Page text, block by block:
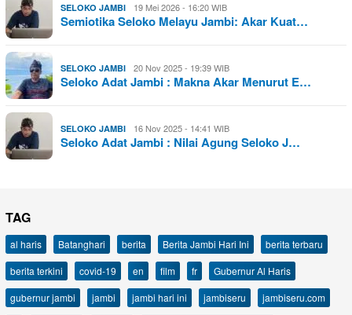
SELOKO JAMBI 19 Mei 2026 - 16:20 WIB
Semiotika Seloko Melayu Jambi: Akar Kuat…
SELOKO JAMBI 20 Nov 2025 - 19:39 WIB
Seloko Adat Jambi : Makna Akar Menurut E…
SELOKO JAMBI 16 Nov 2025 - 14:41 WIB
Seloko Adat Jambi : Nilai Agung Seloko J…
TAG
al haris Batanghari berita Berita Jambi Hari Ini
berita terbaru
berita terkini
covid-19 en film fr
Gubernur Al Haris
gubernur jambi
jambi jambi hari ini jambiseru
jambiseru.com